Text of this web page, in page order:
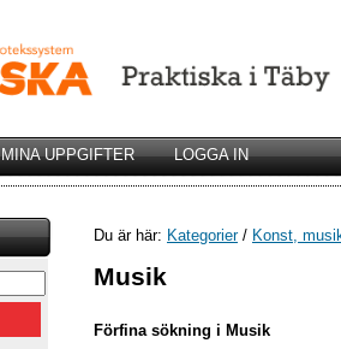
MINA UPPGIFTER LOGGA IN
Du är här: Kategorier/ Konst,
Musik
Förfina sökning i Musik